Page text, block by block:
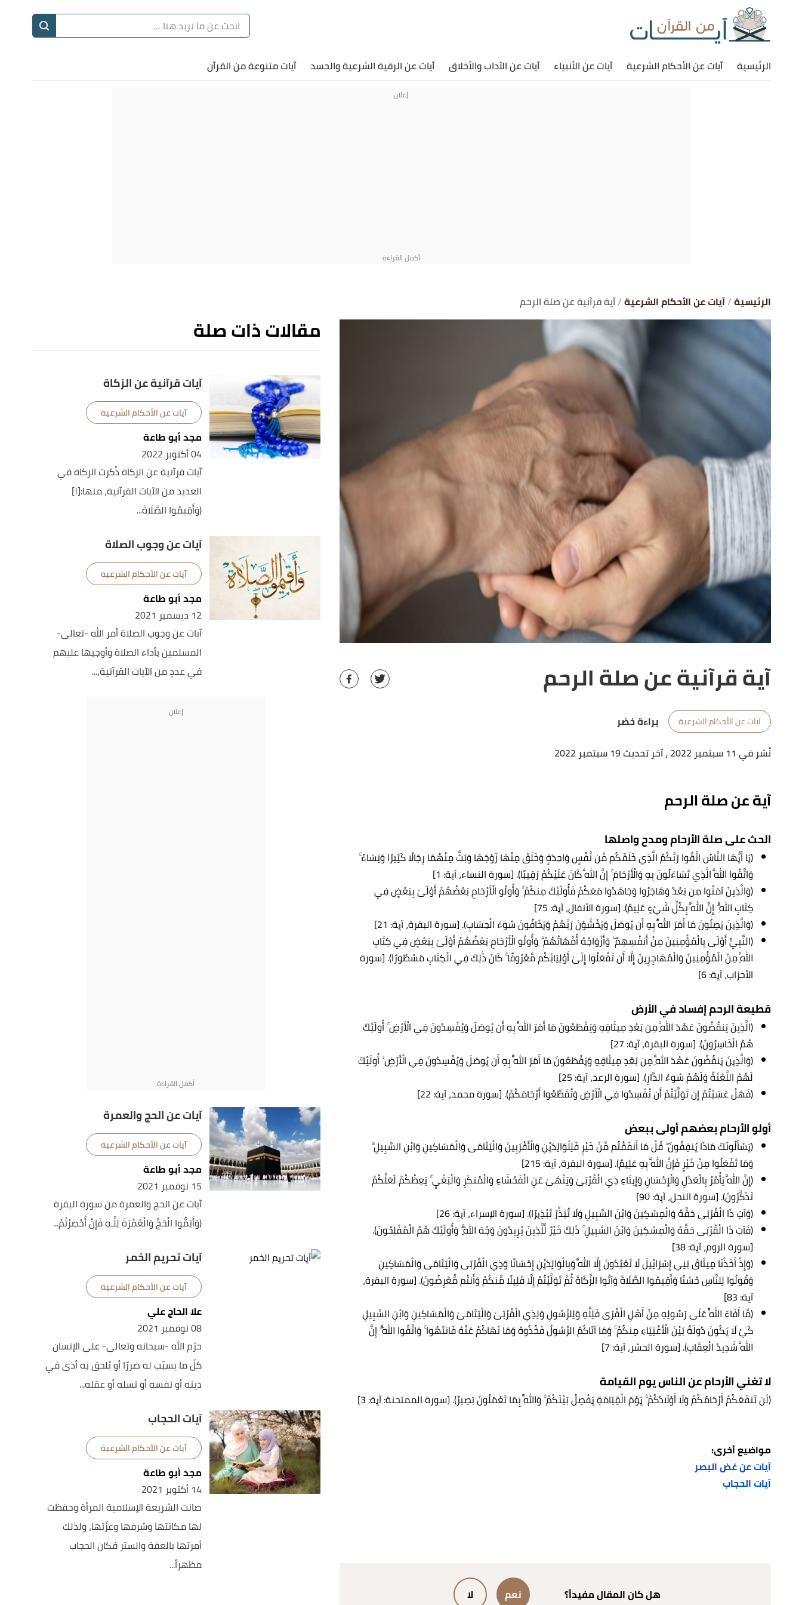
الرئيسية آيات عن الأحكام الشرعية آيات عن الأنبياء آيات عن الآداب والأخلاق آيات عن الرقية الشرعية والحسد آيات متنوعة من القرآن
الرئيسية آيات عن الأحكام الشرعية آية قرآنية عن صلة الرحم
آية قرآنية عن صلة الرحم
آيات عن الأحكام الشرعية
براءة خضر
نُشر في 11 سبتمبر 2022
، آخر تحديث 19 سبتمبر 2022
آية عن صلة الرحم
الحث على صلة الأرحام ومدح واصلها
(يَا أَيُّهَا النَّاسُ اتَّقُوا رَبَّكُمُ الَّذِي خَلَقَكُم مِّن نَّفْسٍ وَاحِدَةٍ وَخَلَقَ مِنْهَا زَوْجَهَا وَبَثَّ مِنْهُمَا رِجَالًا كَثِيرًا وَنِسَاءً ۚ
وَاتَّقُوا اللَّهَ الَّذِي تَسَاءَلُونَ بِهِ وَالْأَرْحَامَ ۚ إِنَّ اللَّهَ كَانَ عَلَيْكُمْ رَقِيبًا). [سورة النساء، آية: 1]
(وَالَّذِينَ آمَنُوا مِن بَعْدُ وَهَاجَرُوا وَجَاهَدُوا مَعَكُمْ فَأُولَئِكَ مِنكُمْ ۚ وَأُولُو الْأَرْحَامِ بَعْضُهُمْ أَوْلَىٰ بِبَعْضٍ فِي
كِتَابِ اللَّهِ ۗ إِنَّ اللَّهَ بِكُلِّ شَيْءٍ عَلِيمٌ). [سورة الأنفال، آية: 75]
(وَالَّذِينَ يَصِلُونَ مَا أَمَرَ اللَّهُ بِهِ أَن يُوصَلَ وَيَخْشَوْنَ رَبَّهُمْ وَيَخَافُونَ سُوءَ الْحِسَابِ). [سورة البقرة، آية: 21]
(النَّبِيُّ أَوْلَى بِالْمُؤْمِنِينَ مِنْ أَنفُسِهِمْ ۖ وَأَزْوَاجُهُ أُمَّهَاتُهُمْ ۗ وَأُولُو الْأَرْحَامِ بَعْضُهُمْ أَوْلَىٰ بِبَعْضٍ فِي كِتَابِ
اللَّهِ مِنَ الْمُؤْمِنِينَ وَالْمُهَاجِرِينَ إِلَّا أَن تَفْعَلُوا إِلَىٰ أَوْلِيَائِكُم مَّعْرُوفًا ۚ كَانَ ذَٰلِكَ فِي الْكِتَابِ مَسْطُورًا). [سورة
الأحزاب، آية: 6]
قطيعة الرحم إفساد في الأرض
(الَّذِينَ يَنقُضُونَ عَهْدَ اللَّهِ مِن بَعْدِ مِيثَاقِهِ وَيَقْطَعُونَ مَا أَمَرَ اللَّهُ بِهِ أَن يُوصَلَ وَيُفْسِدُونَ فِي الْأَرْضِ ۚ أُولَئِكَ
هُمُ الْخَاسِرُونَ). [سورة البقرة، آية: 27]
(وَالَّذِينَ يَنقُضُونَ عَهْدَ اللَّهِ مِن بَعْدِ مِيثَاقِهِ وَيَقْطَعُونَ مَا أَمَرَ اللَّهُ بِهِ أَن يُوصَلَ وَيُفْسِدُونَ فِي الْأَرْضِ ۙ أُولَئِكَ
لَهُمُ اللَّعْنَةُ وَلَهُمْ سُوءُ الدَّارِ). [سورة الرعد، آية: 25]
(فَهَلْ عَسَيْتُمْ إِن تَوَلَّيْتُمْ أَن تُفْسِدُوا فِي الْأَرْضِ وَتُقَطِّعُوا أَرْحَامَكُمْ). [سورة محمد، آية: 22]
أولو الأرحام بعضهم أولى ببعض
(يَسْأَلُونَكَ مَاذَا يُنفِقُونَ ۖ قُلْ مَا أَنفَقْتُم مِّنْ خَيْرٍ فَلِلْوَالِدَيْنِ وَالْأَقْرَبِينَ وَالْيَتَامَى وَالْمَسَاكِينِ وَابْنِ السَّبِيلِ ۗ
وَمَا تَفْعَلُوا مِنْ خَيْرٍ فَإِنَّ اللَّهَ بِهِ عَلِيمٌ). [سورة البقرة، آية: 215]
(إِنَّ اللَّهَ يَأْمُرُ بِالْعَدْلِ وَالْإِحْسَانِ وَإِيتَاءِ ذِي الْقُرْبَىٰ وَيَنْهَىٰ عَنِ الْفَحْشَاءِ وَالْمُنكَرِ وَالْبَغْيِ ۚ يَعِظُكُمْ لَعَلَّكُمْ
تَذَكَّرُونَ). [سورة النحل، آية: 90]
(وَآتِ ذَا الْقُرْبَى حَقَّهُ وَالْمِسْكِينَ وَابْنَ السَّبِيلِ وَلَا تُبَذِّرْ تَبْذِيرًا). [سورة الإسراء، آية: 26]
(فَآتِ ذَا الْقُرْبَى حَقَّهُ وَالْمِسْكِينَ وَابْنَ السَّبِيلِ ۚ ذَلِكَ خَيْرٌ لِّلَّذِينَ يُرِيدُونَ وَجْهَ اللَّهِ ۖ وَأُولَئِكَ هُمُ الْمُفْلِحُونَ).
[سورة الروم، آية: 38]
(وَإِذْ أَخَذْنَا مِيثَاقَ بَنِي إِسْرَائِيلَ لَا تَعْبُدُونَ إِلَّا اللَّهَ وَبِالْوَالِدَيْنِ إِحْسَانًا وَذِي الْقُرْبَى وَالْيَتَامَى وَالْمَسَاكِينِ
وَقُولُوا لِلنَّاسِ حُسْنًا وَأَقِيمُوا الصَّلَاةَ وَآتُوا الزَّكَاةَ ثُمَّ تَوَلَّيْتُمْ إِلَّا قَلِيلًا مِّنكُمْ وَأَنتُم مُّعْرِضُونَ). [سورة البقرة،
آية: 83]
(مَّا أَفَاءَ اللَّهُ عَلَى رَسُولِهِ مِنْ أَهْلِ الْقُرَى فَلِلَّهِ وَلِلرَّسُولِ وَلِذِي الْقُرْبَىٰ وَالْيَتَامَىٰ وَالْمَسَاكِينِ وَابْنِ السَّبِيلِ
كَيْ لَا يَكُونَ دُولَةً بَيْنَ الْأَغْنِيَاءِ مِنكُمْ ۚ وَمَا آتَاكُمُ الرَّسُولُ فَخُذُوهُ وَمَا نَهَاكُمْ عَنْهُ فَانتَهُوا ۚ وَاتَّقُوا اللَّهَ ۖ إِنَّ
اللَّهَ شَدِيدُ الْعِقَابِ). [سورة الحشر، آية: 7]
لا تغني الأرحام عن الناس يوم القيامة
(لَن تَنفَعَكُمْ أَرْحَامُكُمْ وَلَا أَوْلَادُكُمْ ۚ يَوْمَ الْقِيَامَةِ يَفْصِلُ بَيْنَكُمْ ۚ وَاللَّهُ بِمَا تَعْمَلُونَ بَصِيرٌ). [سورة الممتحنة: آية: 3]
مواضيع أخرى:
آيات عن غض البصر
آيات الحجاب
هل كان المقال مفيداً؟ نعم لا
مقالات ذات صلة
آيات قرآنية عن الزكاة
آيات عن الأحكام الشرعية
مجد أبو طاعة
04 أكتوبر 2022
آيات قرآنية عن الزكاة ذُكرت الزكاة في
العديد من الآيات القرآنية، منها:[١]
( وَأَقِيمُوا الصَّلَاةَ...
آيات عن وجوب الصلاة
آيات عن الأحكام الشرعية
مجد أبو طاعة
12 ديسمبر 2021
آيات عن وجوب الصلاة أمر الله -تعالى-
المسلمين بأداء الصلاة وأوجبها عليهم
في عددٍ من الآيات القرآنية،...
آيات عن الحج والعمرة
آيات عن الأحكام الشرعية
مجد أبو طاعة
15 نوفمبر 2021
آيات عن الحج والعمرة من سورة البقرة
(وَأَتِمُّوا الْحَجَّ وَالْعُمْرَةَ لِلَّـهِ فَإِنْ أُحْصِرْتُمْ...
آيات تحريم الخمر
آيات عن الأحكام الشرعية
علا الحاج علي
08 نوفمبر 2021
حرّم الله -سبحانه وتعالى- على الإنسان
كلّ ما يسبّب له ضررًا أو يُلحق به أذى في
دينه أو نفسه أو نسله أو عقله...
آيات الحجاب
آيات عن الأحكام الشرعية
مجد أبو طاعة
14 أكتوبر 2021
صانت الشريعة الإسلامية المرأة وحفظت
لها مكانتها وشرفها وعزّتها، ولذلك
أمرتها بالعفة والستر فكان الحجاب
مظهراً...